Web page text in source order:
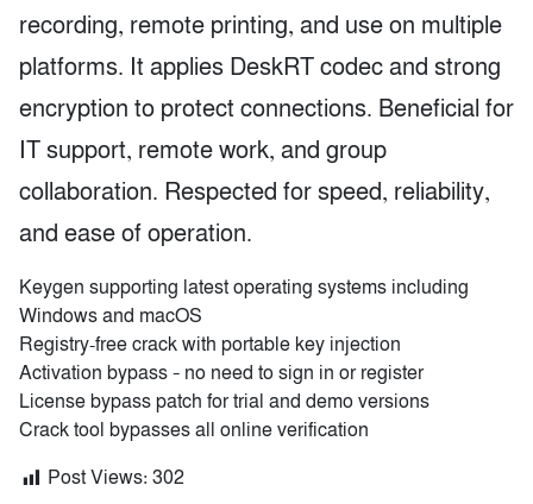
recording, remote printing, and use on multiple
platforms. It applies DeskRT codec and strong
encryption to protect connections. Beneficial for
IT support, remote work, and group
collaboration. Respected for speed, reliability,
and ease of operation.
Keygen supporting latest operating systems including
Windows and macOS
Registry-free crack with portable key injection
Activation bypass – no need to sign in or register
License bypass patch for trial and demo versions
Crack tool bypasses all online verification
Post Views: 302